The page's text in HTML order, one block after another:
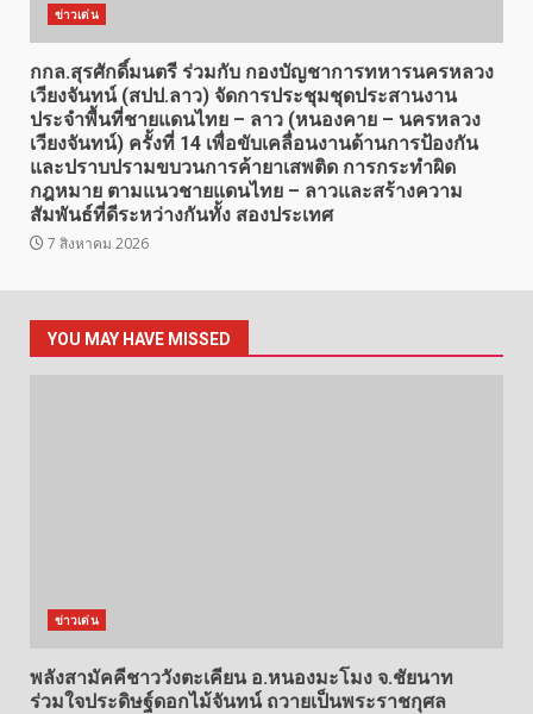
ข่าวเด่น
กกล.สุรศักดิ์มนตรี ร่วมกับ กองบัญชาการทหารนครหลวง
เวียงจันทน์ (สปป.ลาว) จัดการประชุมชุดประสานงาน
ประจำพื้นที่ชายแดนไทย – ลาว (หนองคาย – นครหลวง
เวียงจันทน์) ครั้งที่ 14 เพื่อขับเคลื่อนงานด้านการป้องกัน
และปราบปรามขบวนการค้ายาเสพติด การกระทำผิด
กฎหมาย ตามแนวชายแดนไทย – ลาวและสร้างความ
สัมพันธ์ที่ดีระหว่างกันทั้ง สองประเทศ
7 สิงหาคม 2026
YOU MAY HAVE MISSED
ข่าวเด่น
พลังสามัคคีชาววังตะเคียน อ.หนองมะโมง จ.ชัยนาท
ร่วมใจประดิษฐ์ดอกไม้จันทน์ ถวายเป็นพระราชกุศล